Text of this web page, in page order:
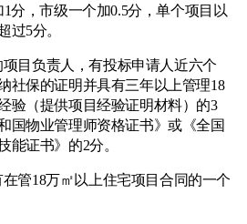
分，市级一个加0.5分，单个项目以
过5分。
目负责人，有投标申请人近六个
社保的证明并具有三年以上管理18
验（提供项目经验证明材料）的3
国物业管理师资格证书》或《全国
能证书》的2分。
管18万㎡以上住宅项目合同的一个